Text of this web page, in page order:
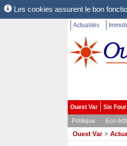
Les cookies assurent le bon
Actualités
Ouest Var Six
Politique
Eco
Ouest Var >